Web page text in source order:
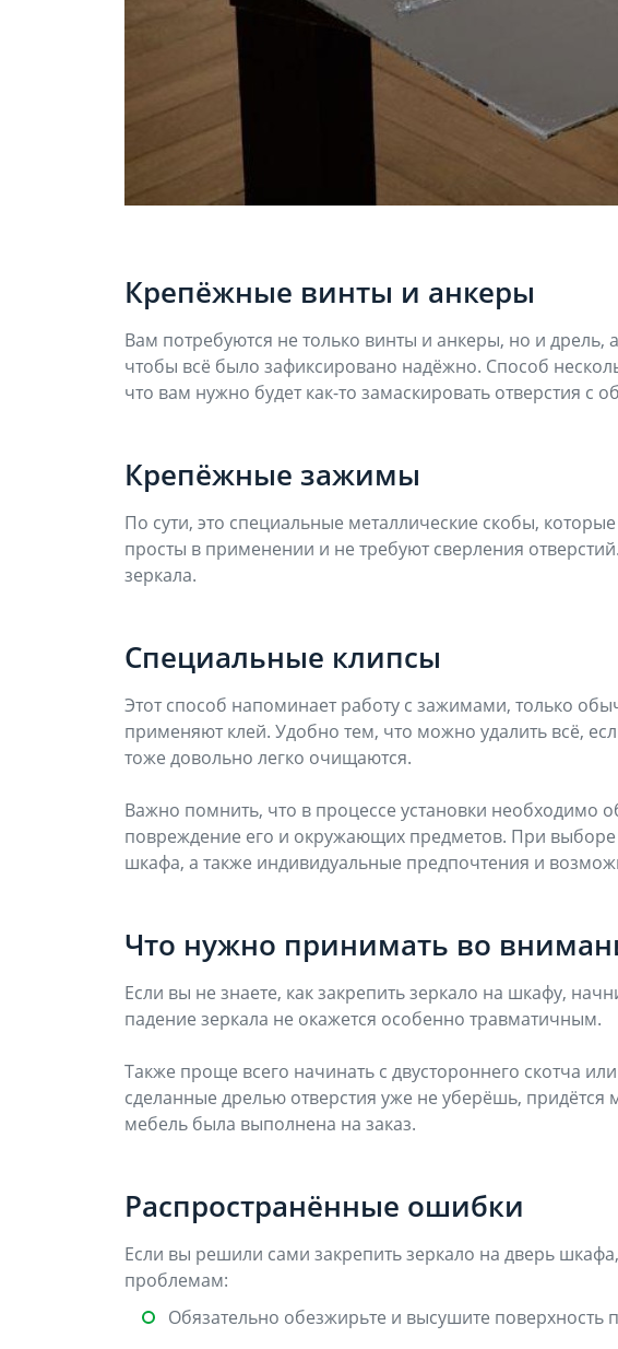
Крепёжные винты и анкеры
Вам потребуются не только винты и анкеры, но и дрель,
чтобы всё было зафиксировано надёжно. Способ
что вам нужно будет как-то замаскировать отверстия
Крепёжные зажимы
По сути, это специальные металлические скобы,
просты в применении и не требуют сверления
зеркала.
Специальные клипсы
Этот способ напоминает работу с зажимами, только
применяют клей. Удобно тем, что можно удалить всё,
тоже довольно легко очищаются.
Важно помнить, что в процессе установки необходимо
повреждение его и окружающих предметов. При выборе
шкафа, а также индивидуальные предпочтения и
Что нужно принимать во
Если вы не знаете, как закрепить зеркало на шкафу,
падение зеркала не окажется особенно травматичным.
Также проще всего начинать с двустороннего скотча
сделанные дрелью отверстия уже не уберёшь,
мебель была выполнена на заказ.
Распространённые ошибки
Если вы решили сами закрепить зеркало на дверь
проблемам:
Обязательно обезжирьте и высушите поверхность